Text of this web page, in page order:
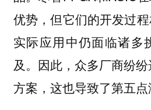
优势，但它们的开发过
实际应用中仍面临诸多
及。因此，众多厂商纷
方案，这也导致了第五点